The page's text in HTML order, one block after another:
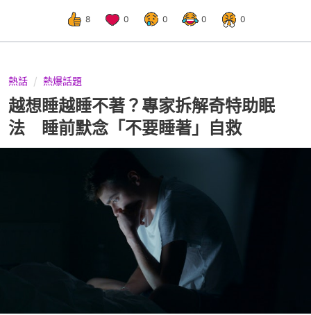
8 0 0 0 0
熱話 熱爆話題
越想睡越睡不著？專家拆解奇特助眠
法 睡前默念「不要睡著」自救